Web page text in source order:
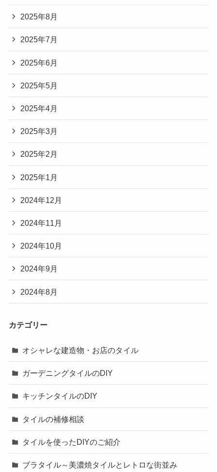
2025年8月
2025年7月
2025年6月
2025年5月
2025年4月
2025年3月
2025年2月
2025年1月
2024年12月
2024年11月
2024年10月
2024年9月
2024年8月
カテゴリー
オシャレな建造物・お店のタイル
ガーデニングタイルのDIY
キッチンタイルのDIY
タイルの補修相談
タイルを使ったDIYのご紹介
ブラタイル～美濃焼タイルとレトロな街並み